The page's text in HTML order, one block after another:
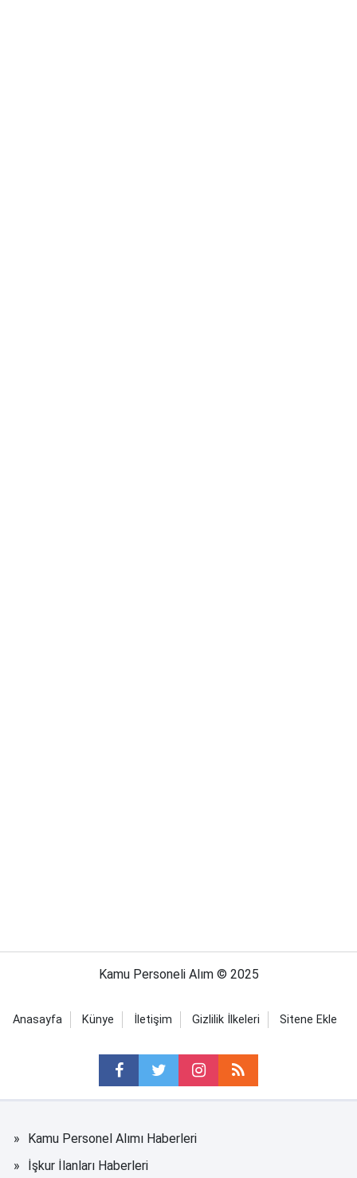
Kamu Personeli Alım © 2025
Anasayfa Künye İletişim Gizlilik İlkeleri Sitene Ekle
Kamu Personel Alımı Haberleri
İşkur İlanları Haberleri